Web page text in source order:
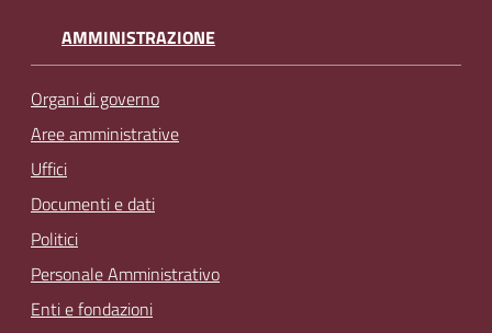
AMMINISTRAZIONE
Organi di governo
Aree amministrative
Uffici
Documenti e dati
Politici
Personale Amministrativo
Enti e fondazioni